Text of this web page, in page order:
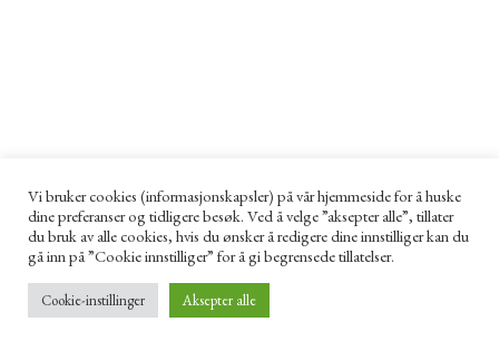
Vi bruker cookies (informasjonskapsler) på vår hjemmeside for å huske
dine preferanser og tidligere besøk. Ved å velge ”aksepter alle”, tillater
du bruk av alle cookies, hvis du ønsker å redigere dine innstilliger kan du
gå inn på ”Cookie innstilliger” for å gi begrensede tillatelser.
Cookie-instillinger Aksepter alle